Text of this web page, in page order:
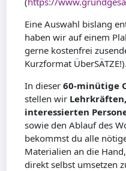
Eine Auswahl bislang
haben wir auf einem
gerne kostenfrei
Kurzformat ÜberSÄTZE!).
In dieser60-minütige
stellen wir
interessierten
sowie den Ablauf des
bekommst du alle
Materialien an die
direkt selbst umsetzen